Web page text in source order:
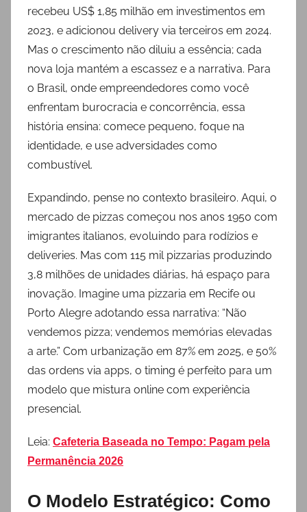
recebeu US$ 1,85 milhão em investimentos em
2023, e adicionou delivery via terceiros em 2024.
Mas o crescimento não diluiu a essência; cada
nova loja mantém a escassez e a narrativa. Para
o Brasil, onde empreendedores como você
enfrentam burocracia e concorrência, essa
história ensina: comece pequeno, foque na
identidade, e use adversidades como
combustível.
Expandindo, pense no contexto brasileiro. Aqui, o
mercado de pizzas começou nos anos 1950 com
imigrantes italianos, evoluindo para rodízios e
deliveries. Mas com 115 mil pizzarias produzindo
3,8 milhões de unidades diárias, há espaço para
inovação. Imagine uma pizzaria em Recife ou
Porto Alegre adotando essa narrativa: “Não
vendemos pizza; vendemos memórias elevadas
a arte.” Com urbanização em 87% em 2025, e 50%
das ordens via apps, o timing é perfeito para um
modelo que mistura online com experiência
presencial.
Leia: Cafeteria Baseada no Tempo: Pagam pela
Permanência 2026
O Modelo Estratégico: Como